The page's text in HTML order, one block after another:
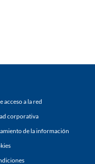
acceso a la red
corporativa
de la información